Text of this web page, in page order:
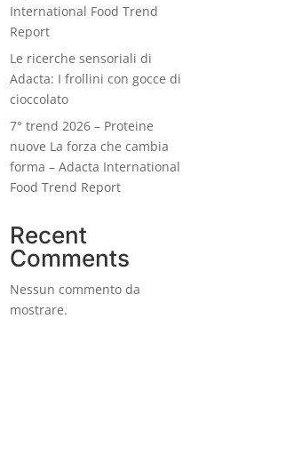
International Food Trend
Report
Le ricerche sensoriali di
Adacta: I frollini con gocce di
cioccolato
7° trend 2026 – Proteine
nuove La forza che cambia
forma – Adacta International
Food Trend Report
Recent
Comments
Nessun commento da
mostrare.